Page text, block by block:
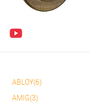
ABLOY(6)
AMIG(3)